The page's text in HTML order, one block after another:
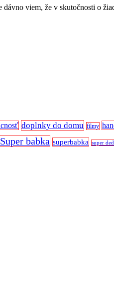
viem, že v skutočnosti o
doplnky do domu filmy
Super babka superbabka super